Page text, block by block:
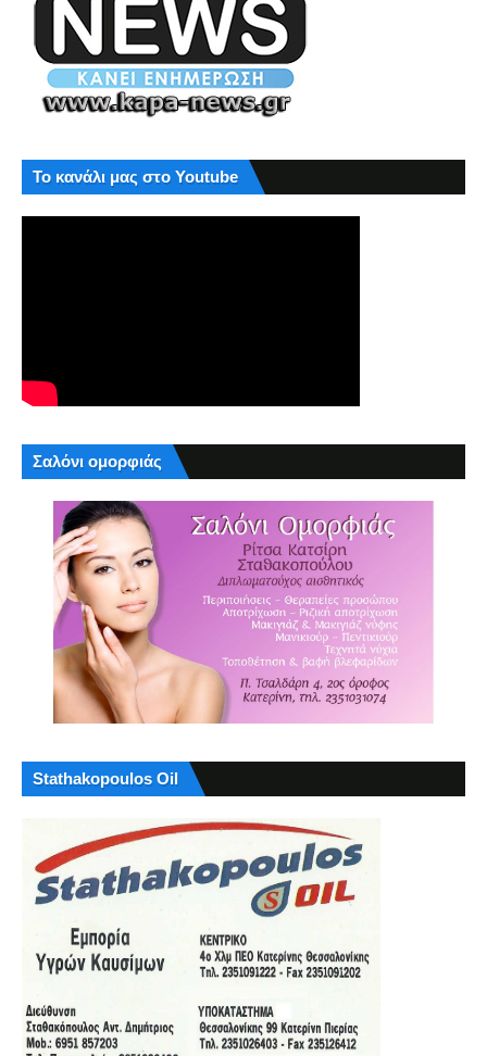
Το κανάλι μας στο Youtube
Σαλόνι ομορφιάς
Stathakopoulos Oil